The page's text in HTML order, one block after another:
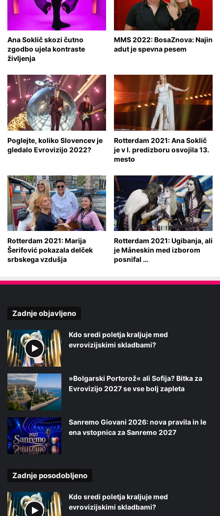
Ana Soklič skozi čutno
zgodbo ujela kontraste
življenja
MMS 2022: BosaZnova: Najin
adut je spevna pesem
Poglejte, koliko Slovencev je
gledalo Evrovizijo 2022?
Rotterdam 2021: Ana Soklič
je v I. predizboru osvojila 13.
mesto
Rotterdam 2021: Marija
Šerifović pokazala delček
srbskega vzdušja
Rotterdam 2021: Ugibanja, ali
je Måneskin med izborom
posnifal …
Zadnje objavljeno
Kdo sredi poletja kraljuje med
evrovizijskimi skladbami?
»Bolgarski Portorož« ali Sofija? Bitka za
Evrovizijo 2027 se vse bolj zapleta
Sanremo Giovani 2026: nova pravila in le
ena vstopnica za Sanremo 2027
Zadnje posodobljeno
Kdo sredi poletja kraljuje med
evrovizijskimi skladbami?